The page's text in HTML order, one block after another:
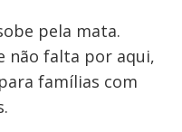
pela mata.
não falta por aqui,
famílias com